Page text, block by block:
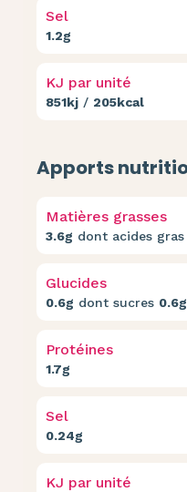
Sel
1.2g
KJ par unité
851kj / 205kcal
Apports
Matières grasses
3.6g dont acides
Glucides
0.6g dont sucres 0.6g
Protéines
1.7g
Sel
0.24g
KJ par unité